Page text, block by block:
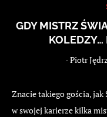
GDY MISTRZ
KOLEDZY…
-Piotr
Znacie takiego gościa,
w swojej karierze kilka